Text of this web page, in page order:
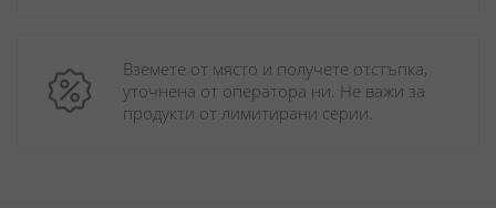
Вземете от място и получете отстъпка,
уточнена от оператора ни. Не важи за
продукти от лимитирани серии.